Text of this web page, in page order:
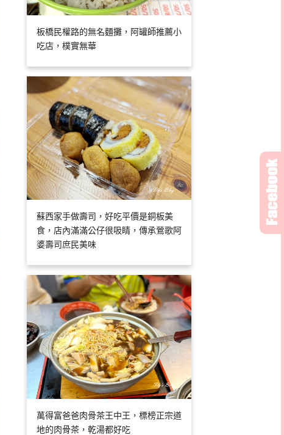
板橋民權路的無名麵攤，阿罐師推薦小
吃店，樸實無華
蘇西家手做壽司，好吃平價是銅板美
食，店內滿滿公仔很吸睛，傳承鶯歌阿
婆壽司庶民美味
萬得富爸爸肉骨茶王中王，標榜正宗道
地的肉骨茶，乾湯都好吃